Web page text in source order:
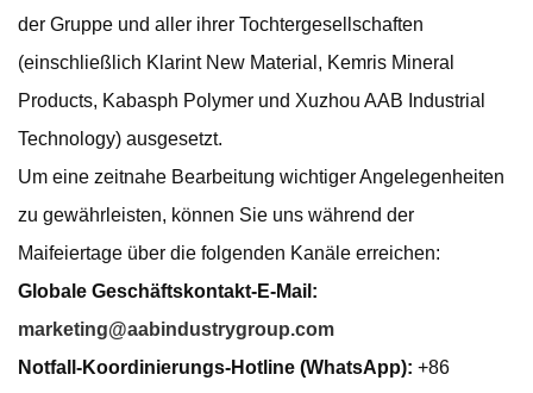
der Gruppe und aller ihrer Tochtergesellschaften
(einschließlich Klarint New Material, Kemris Mineral
Products, Kabasph Polymer und Xuzhou AAB Industrial
Technology) ausgesetzt.
Um eine zeitnahe Bearbeitung wichtiger Angelegenheiten
zu gewährleisten, können Sie uns während der
Maifeiertage über die folgenden Kanäle erreichen:
Globale Geschäftskontakt-E-Mail:
marketing@aabindustrygroup.com
Notfall-Koordinierungs-Hotline (WhatsApp): +86